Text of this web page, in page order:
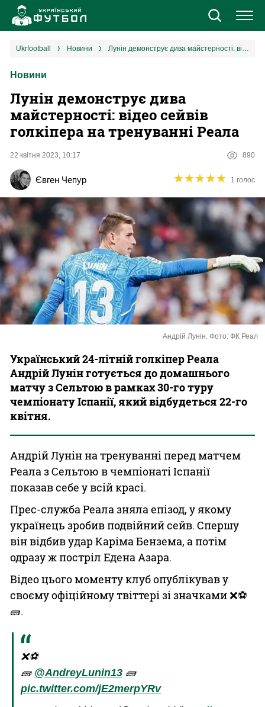
Новини
Єврокубки
УПЛ
2 ліга
Різне
Букмекери
Казино
ukrfootball новини Лунін демонструє дива майстерності: відео сейвів голкіпера на тренуванні Реала
Новини
Лунін демонструє дива
майстерності: відео сейвів
голкіпера на тренуванні Реала
22 квітня 2023, 10:17 890
Євген Чепур ★★★★★
★★★★★ 1 голос
Андрій Лунін. Фото: ФК Реал
Український 24-літній голкіпер Реала
Андрій Лунін готується до домашнього
матчу з Сельтою в рамках 30-го туру
чемпіонату Іспанії, який відбудеться 22-го
квітня.
Андрій Лунін на тренуванні перед матчем
Реала з Сельтою в чемпіонаті Іспанії
показав себе у всій красі.
Прес-служба Реала зняла епізод, у якому
українець зробив подвійний сейв. Спершу
він відбив удар Каріма Бензема, а потім
одразу ж постріл Едена Азара.
Відео цього моменту клуб опублікував у
своєму офіційному твіттері зі значками ❌⚽️
🧱.
❌⚽
🧱 @AndreyLunin13 🧱
pic.twitter.com/jE2merpYRv